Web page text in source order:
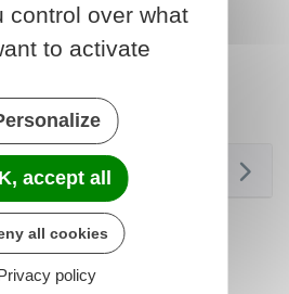
des mineurs
control over what
to activate
accept all
all cookies
policy